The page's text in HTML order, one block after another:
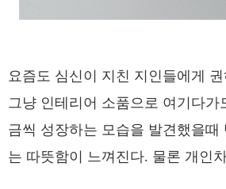
요즘도 심신이 지친 지인들에게
그냥 인테리어 소품으로 여기다가
금씩 성장하는 모습을 발견했을때
는 따뜻함이 느껴진다. 물론 개인